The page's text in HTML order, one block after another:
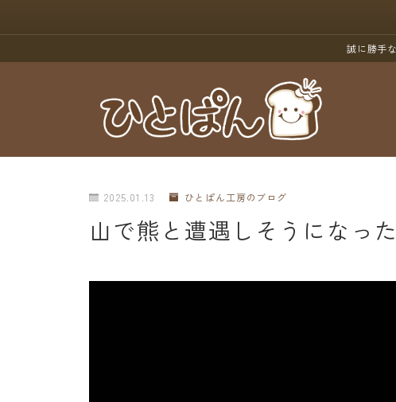
誠に勝手
2025.01.13 ひとぱん工房のブログ
山で熊と遭遇しそうになった